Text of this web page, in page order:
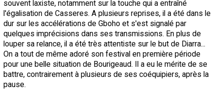
souvent laxiste, notamment sur la touche qui a entraîné
l'égalisation de Casseres. A plusieurs reprises, il a été dans le
dur sur les accélérations de Gboho et s'est signalé par
quelques imprécisions dans ses transmissions. En plus de
louper sa relance, il a été très attentiste sur le but de Diarra...
On a tout de même adoré son festival en première période
pour une belle situation de Bourigeaud. Il a eu le mérite de se
battre, contrairement à plusieurs de ses coéquipiers, après la
pause.